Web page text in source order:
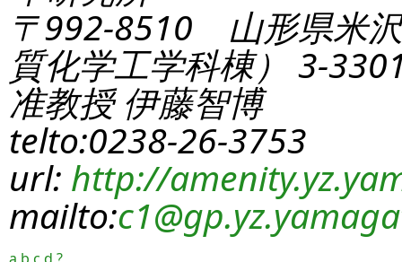
〒992-8510 山形県米
質化学工学科棟） 3-
准教授 伊藤智博
telto:0238-26-3753
url: http://
mailto:c1